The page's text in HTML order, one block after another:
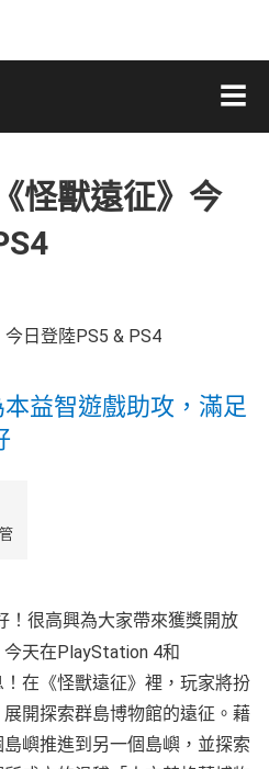
怪獸遠征》今
益智遊戲助攻，滿足
！很高興為大家帶來獲獎開放
天在PlayStation 4和
在《怪獸遠征》裡，玩家將扮
開探索群島博物館的遠征。藉
嶼推進到另一個島嶼，並探索